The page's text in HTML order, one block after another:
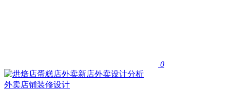
0
外卖店铺装修设计